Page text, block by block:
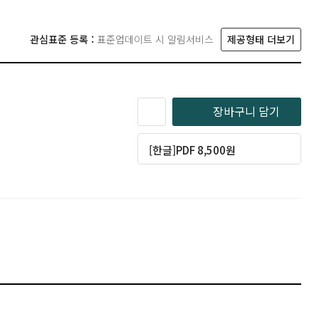
관심표준 등록 : 표준업데이트 시 알림서비스 제공형태 더보기
장바구니 담기
[한글]PDF 8,500원